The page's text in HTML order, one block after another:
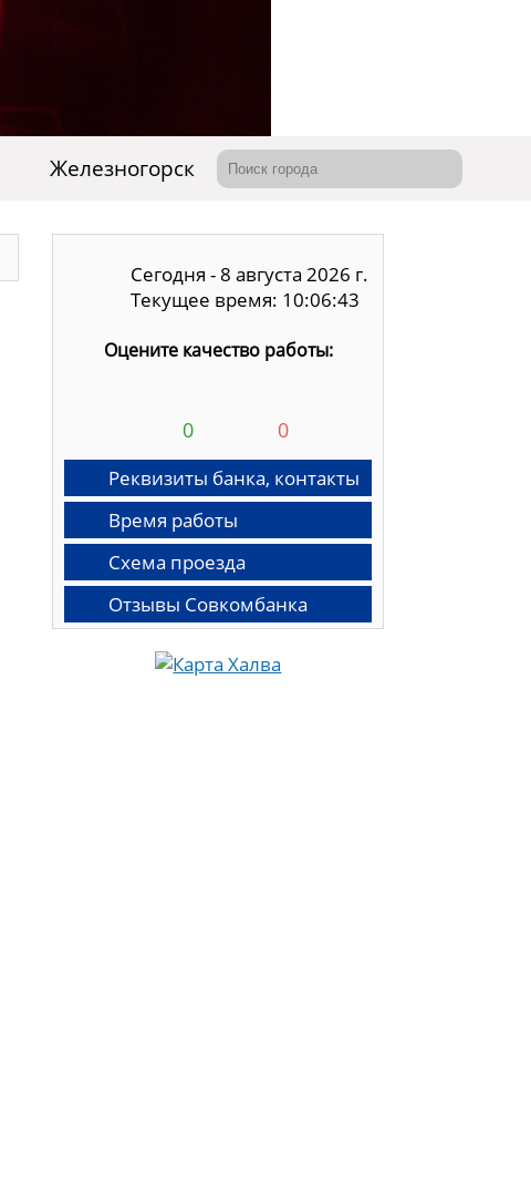
Железногорск
Сегодня - 8 августа 2026 г.
Текущее время: 10:06:44
Оцените качество работы:
0 0
Реквизиты банка, контакты
Время работы
Схема проезда
Отзывы Совкомбанка